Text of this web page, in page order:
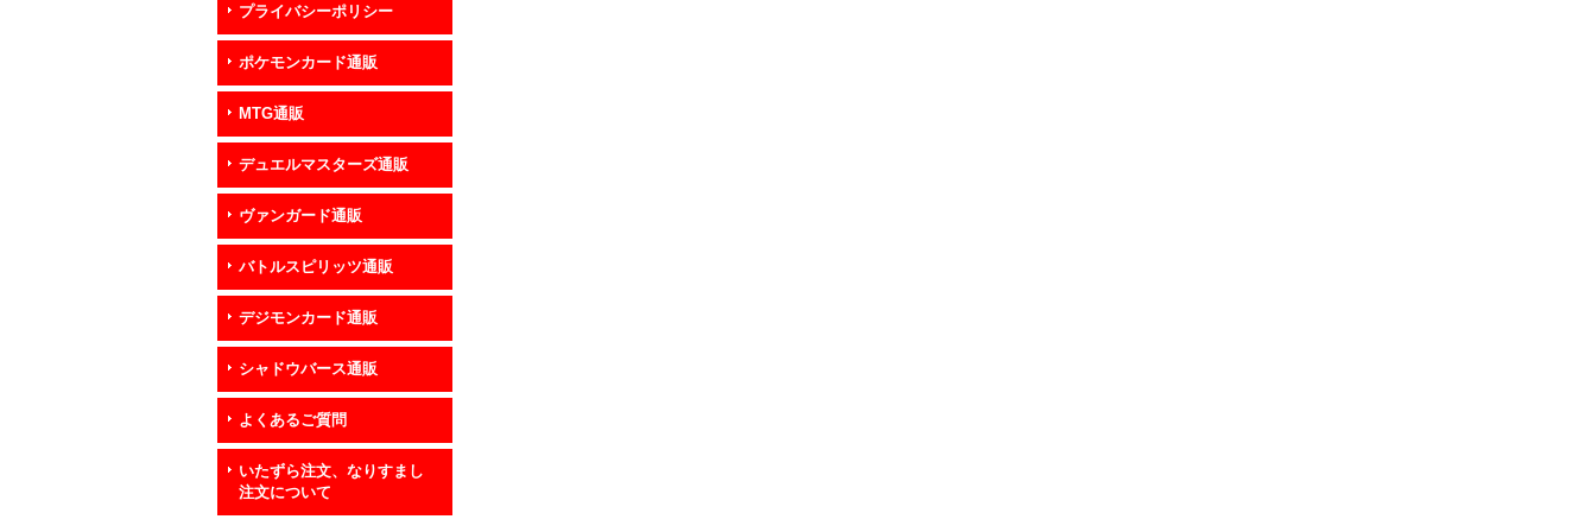
プライバシーポリシー
ポケモンカード通販
MTG通販
デュエルマスターズ通販
ヴァンガード通販
バトルスピリッツ通販
デジモンカード通販
シャドウバース通販
よくあるご質問
いたずら注文、なりすまし
注文について